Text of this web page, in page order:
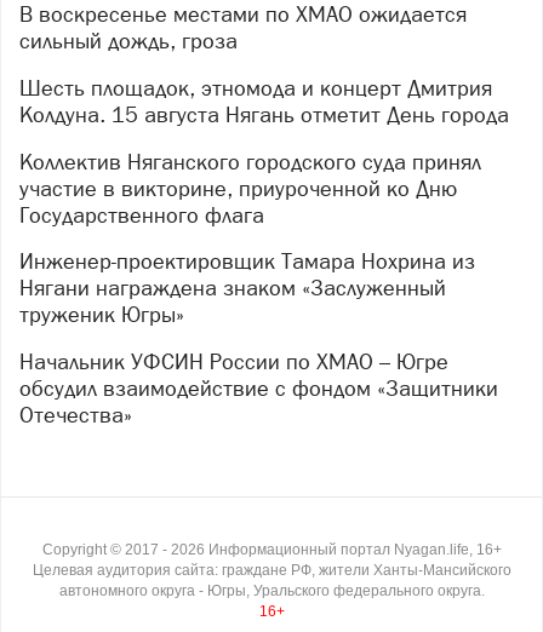
В воскресенье местами по ХМАО ожидается
сильный дождь, гроза
Шесть площадок, этномода и концерт Дмитрия
Колдуна. 15 августа Нягань отметит День города
Коллектив Няганского городского суда принял
участие в викторине, приуроченной ко Дню
Государственного флага
Инженер-проектировщик Тамара Нохрина из
Нягани награждена знаком «Заслуженный
труженик Югры»
Начальник УФСИН России по ХМАО – Югре
обсудил взаимодействие с фондом «Защитники
Отечества»
Copyright © 2017 - 2026 Информационный портал Nyagan.life, 16+
Целевая аудитория сайта: граждане РФ, жители Ханты-Мансийского
автономного округа - Югры, Уральского федерального округа.
16+